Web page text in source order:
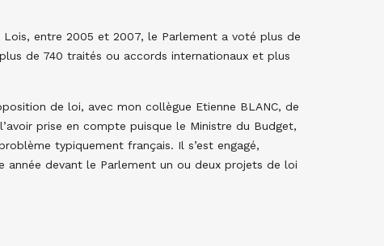
Lois, entre 2005 et 2007, le Parlement a voté plus de
de 740 traités ou accords internationaux et plus
de loi, avec mon collègue Etienne BLANC, de
prise en compte puisque le Ministre du Budget,
typiquement français. Il s’est engagé,
devant le Parlement un ou deux projets de loi